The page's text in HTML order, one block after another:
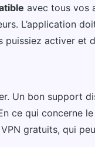
avec tous vos
L’application
activer et
Un bon support
ce qui concerne
gratuits, qui